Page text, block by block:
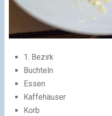
1. Bezirk
Buchteln
Essen
Kaffehäuser
Korb